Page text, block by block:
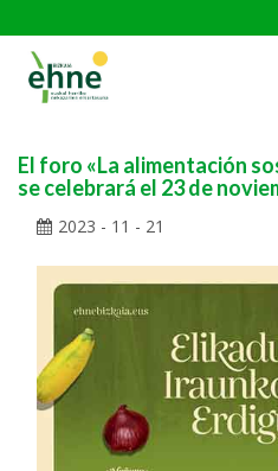
El foro «La alimentación
se celebrará el 23 de
2023 - 11 - 21